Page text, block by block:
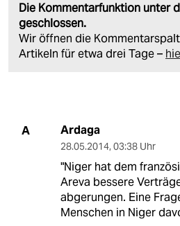
Die Kommentarfunktion unter
geschlossen.
Wir öffnen die
Artikeln für etwa drei Tage –
A Ardaga
28.05.2014, 03:38 Uhr
"Niger hat dem
Areva bessere
abgerungen. Eine
Menschen in Niger